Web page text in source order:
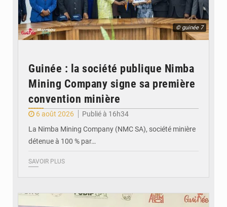
© guinée 7
Guinée : la société publique Nimba
Mining Company signe sa première
convention minière
6 août 2026
Publié à 16h34
La Nimba Mining Company (NMC SA), société minière
détenue à 100 % par…
SAVOIR PLUS